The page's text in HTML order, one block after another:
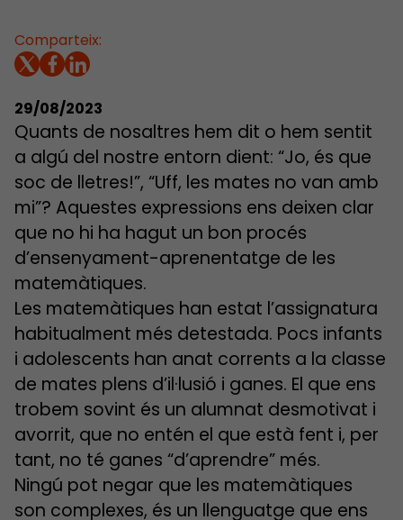
Comparteix:
29/08/2023
Quants de nosaltres hem dit o hem sentit
a algú del nostre entorn dient: “Jo, és que
soc de lletres!”, “Uff, les mates no van amb
mi”? Aquestes expressions ens deixen clar
que no hi ha hagut un bon procés
d’ensenyament-aprenentatge de les
matemàtiques.
Les matemàtiques han estat l’assignatura
habitualment més detestada. Pocs infants
i adolescents han anat corrents a la classe
de mates plens d’il·lusió i ganes. El que ens
trobem sovint és un alumnat desmotivat i
avorrit, que no entén el que està fent i, per
tant, no té ganes “d’aprendre” més.
Ningú pot negar que les matemàtiques
son complexes, és un llenguatge que ens